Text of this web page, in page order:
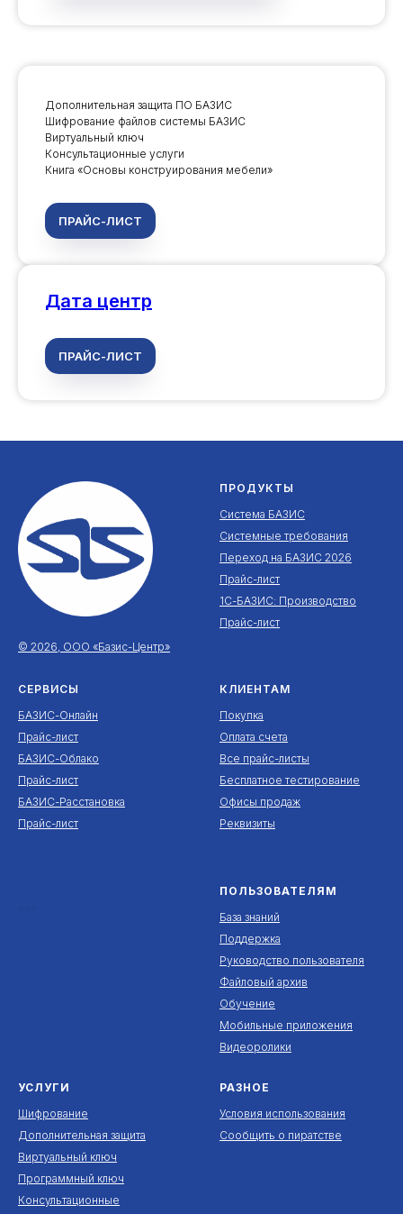
Дополнительная защита ПО БАЗИС
Шифрование файлов системы БАЗИС
Виртуальный ключ
Консультационные услуги
Книга «Основы конструирования мебели»
ПРАЙС-ЛИСТ
Дата центр
ПРАЙС-ЛИСТ
© 2026, ООО «Базис-Центр»
ПРОДУКТЫ
Система БАЗИС
Системные требования
Переход на БАЗИС 2026
Прайс-лист
1С-БАЗИС: Производство
Прайс-лист
СЕРВИСЫ
БАЗИС-Онлайн
Прайс-лист
БАЗИС-Облако
Прайс-лист
БАЗИС-Расстановка
Прайс-лист
КЛИЕНТАМ
Покупка
Оплата счета
Все прайс-листы
Бесплатное тестирование
Офисы продаж
Реквизиты
ПОЛЬЗОВАТЕЛЯМ
База знаний
Поддержка
Руководство пользователя
Файловый архив
Обучение
Мобильные приложения
Видеоролики
УСЛУГИ
Шифрование
Дополнительная защита
Виртуальный ключ
Программный ключ
Консультационные
РАЗНОЕ
Условия использования
Сообщить о пиратстве